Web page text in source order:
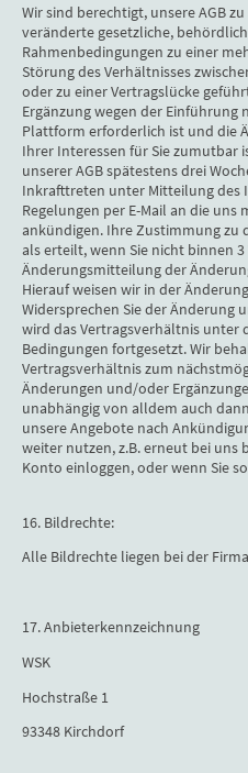
Wir sind berechtigt, unsere AGB
veränderte gesetzliche,
Rahmenbedingungen zu einer
Störung des Verhältnisses
oder zu einer Vertragslücke
Ergänzung wegen der
Plattform erforderlich ist und die
Ihrer Interessen für Sie zumutbar
unserer AGB spätestens drei
Inkrafttreten unter Mitteilung des
Regelungen per E-Mail an die uns
ankündigen. Ihre Zustimmung zu
als erteilt, wenn Sie nicht binnen
Änderungsmitteilung der
Hierauf weisen wir in der
Widersprechen Sie der Änderung
wird das Vertragsverhältnis unter
Bedingungen fortgesetzt. Wir
Vertragsverhältnis zum
Änderungen und/oder
unabhängig von alldem auch
unsere Angebote nach
weiter nutzen, z.B. erneut bei
Konto einloggen, oder wenn Sie
16. Bildrechte:
Alle Bildrechte liegen bei der
17. Anbieterkennzeichnung
WSK
Hochstraße 1
93348 Kirchdorf